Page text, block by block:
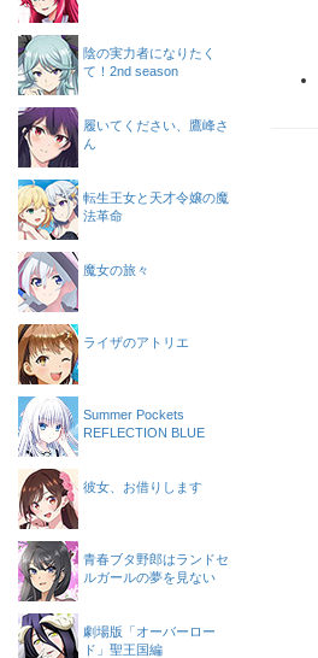
陰の実力者になりたく
て！2nd season
履いてください、鷹峰さ
ん
転生王女と天才令嬢の魔
法革命
魔女の旅々
ライザのアトリエ
Summer Pockets
REFLECTION BLUE
彼女、お借りします
青春ブタ野郎はランドセ
ルガールの夢を見ない
劇場版「オーバーロー
ド」聖王国編